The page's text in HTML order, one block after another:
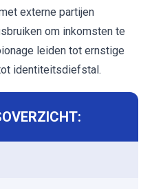
externe partijen
om inkomsten te
leiden tot ernstige
identiteitsdiefstal.